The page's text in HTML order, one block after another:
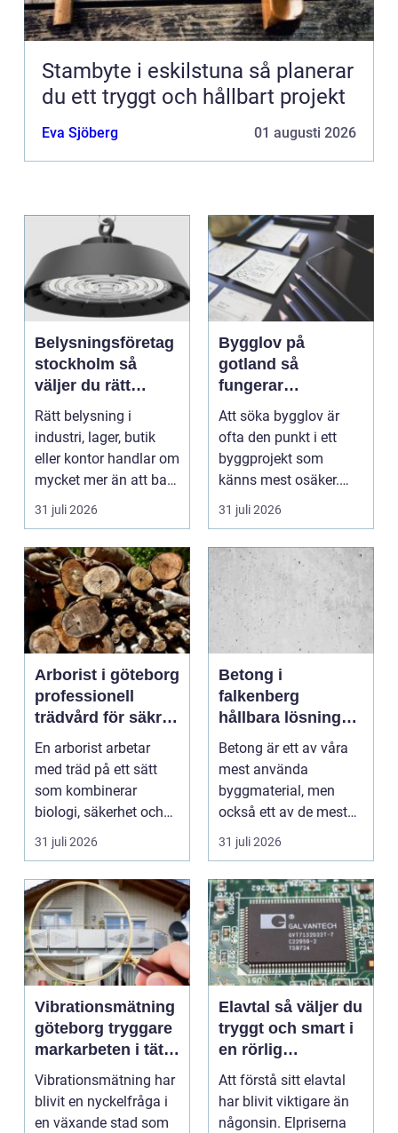
Stambyte i eskilstuna så planerar
du ett tryggt och hållbart projekt
Eva Sjöberg 01 augusti 2026
Belysningsföretag
stockholm så
väljer du rätt
partner för
professionell
ljussättning
Rätt belysning i
industri, lager, butik
eller kontor handlar om
mycket mer än att bara
få det ljust....
31 juli 2026
Bygglov på
gotland så
fungerar
processen från idé
till godkänt beslut
Att söka bygglov är
ofta den punkt i ett
byggprojekt som
känns mest osäker.
Frågorna hopar sig:
vilk...
31 juli 2026
Arborist i göteborg
professionell
trädvård för säkra
och friska träd
En arborist arbetar
med träd på ett sätt
som kombinerar
biologi, säkerhet och
hantverk. I en stad so...
31 juli 2026
Betong i
falkenberg
hållbara lösningar
för grund, golv
och utemiljö
Betong är ett av våra
mest använda
byggmaterial, men
också ett av de mest
missförstådda. Många
tänke...
31 juli 2026
Vibrationsmätning
göteborg tryggare
markarbeten i tät
stadsmiljö
Vibrationsmätning har
blivit en nyckelfråga i
en växande stad som
Elavtal så väljer du
tryggt och smart i
en rörlig
elmarknad
Att förstå sitt elavtal
har blivit viktigare än
någonsin. Elpriserna